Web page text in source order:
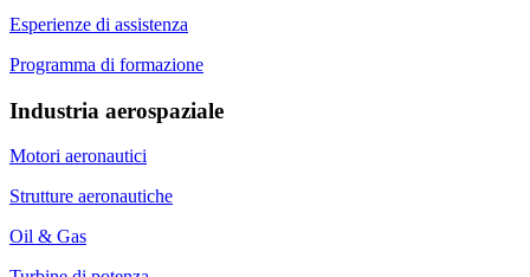
Esperienze di assistenza
Programma di formazione
Industria aerospaziale
Motori aeronautici
Strutture aeronautiche
Oil & Gas